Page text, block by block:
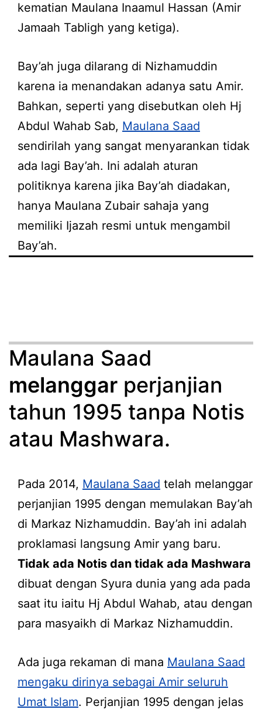
kematian Maulana Inaamul Hassan (Amir
Jamaah Tabligh yang ketiga).
Bay’ah juga dilarang di Nizhamuddin
karena ia menandakan adanya satu Amir.
Bahkan, seperti yang disebutkan oleh Hj
Abdul Wahab Sab, Maulana Saad
sendirilah yang sangat menyarankan tidak
ada lagi Bay’ah. Ini adalah aturan
politiknya karena jika Bay’ah diadakan,
hanya Maulana Zubair sahaja yang
memiliki Ijazah resmi untuk mengambil
Bay’ah.
Maulana Saad
melanggar perjanjian
tahun 1995 tanpa Notis
atau Mashwara.
Pada 2014, Maulana Saad telah melanggar
perjanjian 1995 dengan memulakan Bay’ah
di Markaz Nizhamuddin. Bay’ah ini adalah
proklamasi langsung Amir yang baru.
Tidak ada Notis dan tidak ada Mashwara
dibuat dengan Syura dunia yang ada pada
saat itu iaitu Hj Abdul Wahab, atau dengan
para masyaikh di Markaz Nizhamuddin.
Ada juga rekaman di mana Maulana Saad
mengaku dirinya sebagai Amir seluruh
Umat Islam. Perjanjian 1995 dengan jelas